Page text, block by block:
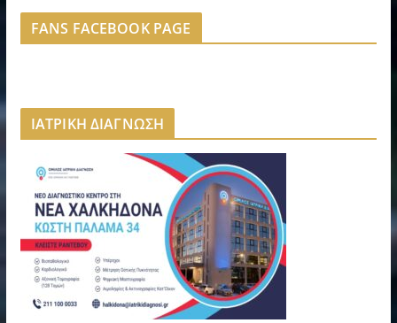
FANS FACEBOOK PAGE
ΙΑΤΡΙΚΗ ΔΙΑΓΝΩΣΗ